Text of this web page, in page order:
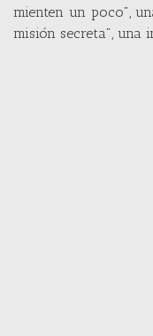
mienten un poco",
misión secreta", una